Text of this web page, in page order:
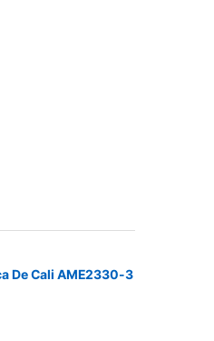
De Cali AME2330-3